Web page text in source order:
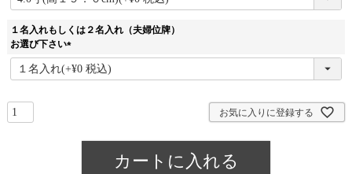
必
)
１名入れもしくは２名入れ（夫婦位牌）
お選び下さい
(
必
お気に入りに登録する
カートに入れる